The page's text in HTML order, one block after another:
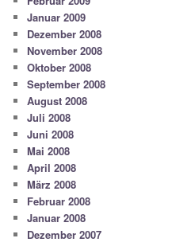
Januar 2009
Dezember 2008
November 2008
Oktober 2008
September 2008
August 2008
Juli 2008
Juni 2008
Mai 2008
April 2008
März 2008
Februar 2008
Januar 2008
Dezember 2007